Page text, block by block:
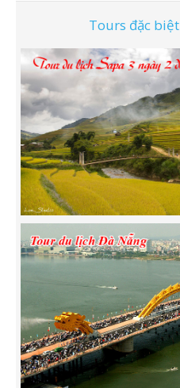
Tours đặc biệt